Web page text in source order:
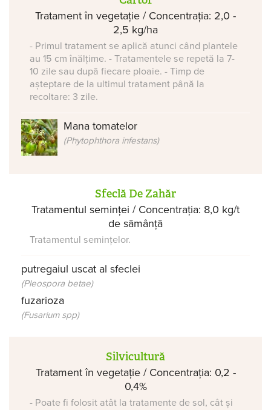
Tratament în vegetație / Concentrația: 2,0 -
2,5 kg/ha
- Primul tratament se aplică atunci când plantele
au 15 cm înălțime. - Tratamentele se repetă la 7-
10 zile sau după fiecare ploaie. - Timp de
așteptare de la ultimul tratament până la
recoltare: 3 zile.
Mana tomatelor
(Phytophthora infestans)
Sfeclă De Zahăr
Tratamentul seminței / Concentrația: 8,0 kg/t
de sămânță
Tratamentul semințelor.
putregaiul uscat al sfeclei
(Pleospora betae)
fuzarioza
(Fusarium spp)
Silvicultură
Tratament în vegetație / Concentrația: 0,2 -
0,4%
- Poate fi folosit atât la tratamente de sol, cât și